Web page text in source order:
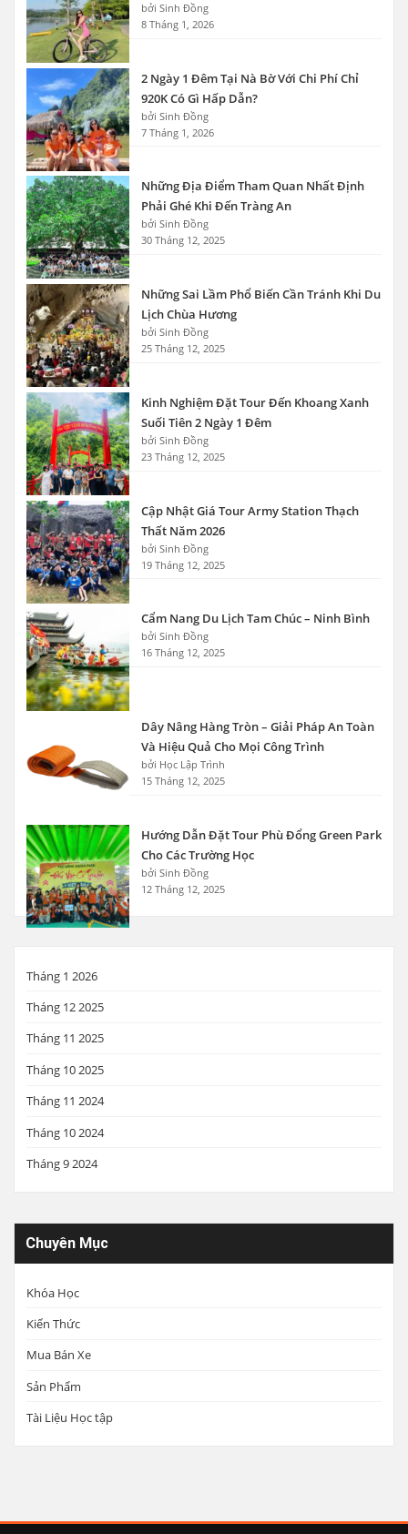
bởi Sinh Đồng
8 Tháng 1, 2026
2 Ngày 1 Đêm Tại Nà Bờ Với Chi Phí Chỉ
920K Có Gì Hấp Dẫn?
bởi Sinh Đồng
7 Tháng 1, 2026
Những Địa Điểm Tham Quan Nhất Định
Phải Ghé Khi Đến Tràng An
bởi Sinh Đồng
30 Tháng 12, 2025
Những Sai Lầm Phổ Biến Cần Tránh Khi Du
Lịch Chùa Hương
bởi Sinh Đồng
25 Tháng 12, 2025
Kinh Nghiệm Đặt Tour Đến Khoang Xanh
Suối Tiên 2 Ngày 1 Đêm
bởi Sinh Đồng
23 Tháng 12, 2025
Cập Nhật Giá Tour Army Station Thạch
Thất Năm 2026
bởi Sinh Đồng
19 Tháng 12, 2025
Cẩm Nang Du Lịch Tam Chúc – Ninh Bình
bởi Sinh Đồng
16 Tháng 12, 2025
Dây Nâng Hàng Tròn – Giải Pháp An Toàn
Và Hiệu Quả Cho Mọi Công Trình
bởi Học Lập Trình
15 Tháng 12, 2025
Hướng Dẫn Đặt Tour Phù Đổng Green Park
Cho Các Trường Học
bởi Sinh Đồng
12 Tháng 12, 2025
Tháng 1 2026
Tháng 12 2025
Tháng 11 2025
Tháng 10 2025
Tháng 11 2024
Tháng 10 2024
Tháng 9 2024
Chuyên Mục
Khóa Học
Kiến Thức
Mua Bán Xe
Sản Phẩm
Tài Liệu Học tập